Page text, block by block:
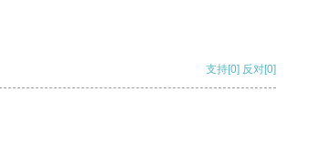
支持[0] 反对[0]